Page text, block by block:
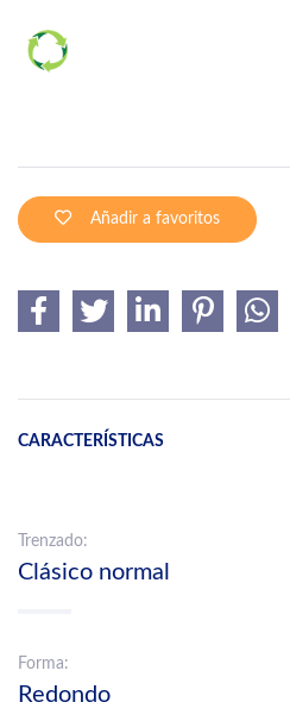
Añadir a favoritos
CARACTERÍSTICAS
Trenzado:
Clásico normal
Forma:
Redondo